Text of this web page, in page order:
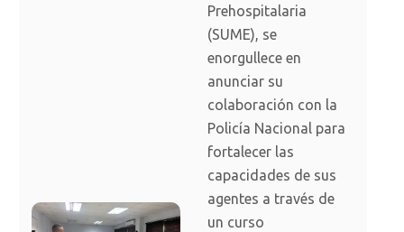
Prehospitalaria
(SUME), se
enorgullece en
anunciar su
colaboración con la
Policía Nacional para
fortalecer las
capacidades de sus
agentes a través de
un curso